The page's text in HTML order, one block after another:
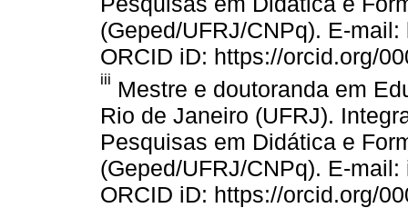
(Geped/UFRJ/CNPq). E-
ORCID iD: https://orcid.org/
iii Mestre e doutoranda em
Rio de Janeiro (UFRJ).
Pesquisas em Didática e
(Geped/UFRJ/CNPq). E-
ORCID iD: https://orcid.org/